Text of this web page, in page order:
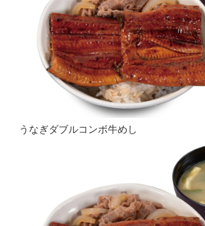
うなぎダブルコンボ牛めし